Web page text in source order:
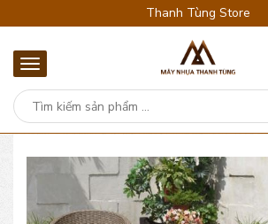
Thanh Tùng Store